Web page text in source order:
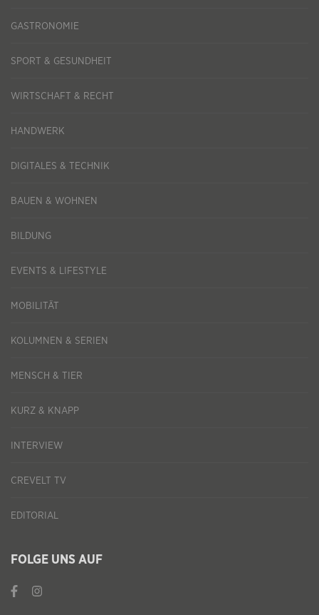
GASTRONOMIE
SPORT & GESUNDHEIT
WIRTSCHAFT & RECHT
HANDWERK
DIGITALES & TECHNIK
BAUEN & WOHNEN
BILDUNG
EVENTS & LIFESTYLE
MOBILITÄT
KOLUMNEN & SERIEN
MENSCH & TIER
KURZ & KNAPP
INTERVIEW
CREVELT TV
EDITORIAL
FOLGE UNS AUF